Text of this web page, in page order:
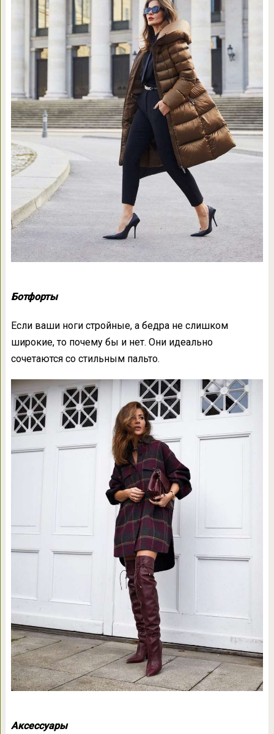
Ботфорты
Если ваши ноги стройные, а бедра не слишком
широкие, то почему бы и нет. Они идеально
сочетаются со стильным пальто.
Аксессуары